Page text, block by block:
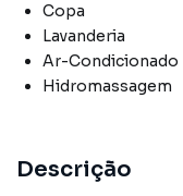
Copa
Lavanderia
Ar-Condicionado
Hidromassagem
Descrição